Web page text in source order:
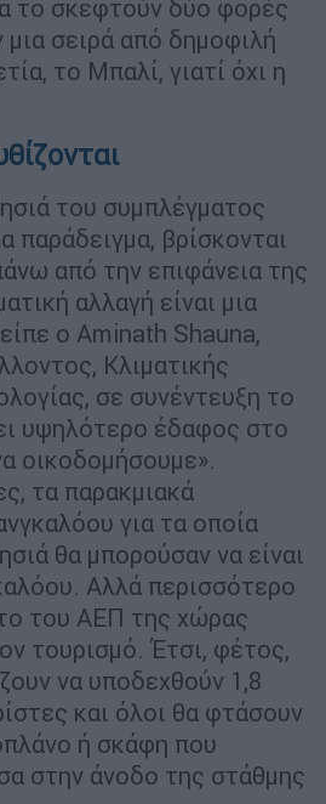
το σκεφτούν δύο φορές
σειρά από δημοφιλή
το Μπαλί, γιατί όχι η
του συμπλέγματος
παράδειγμα, βρίσκονται
από την επιφάνεια της
αλλαγή είναι μια
ο Aminath Shauna,
Κλιματικής
σε συνέντευξη το
υψηλότερο έδαφος στο
οικοδομήσουμε».
τα παρακμιακά
για τα οποία
θα μπορούσαν να είναι
Αλλά περισσότερο
του ΑΕΠ της χώρας
τουρισμό. Έτσι, φέτος,
να υποδεχθούν 1,8
και όλοι θα φτάσουν
ή σκάφη που
στην άνοδο της στάθμης